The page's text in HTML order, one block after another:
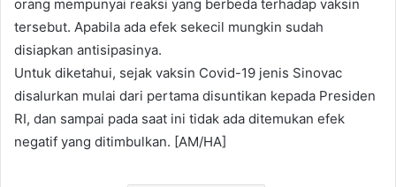
orang mempunyai reaksi yang berbeda terhadap vaksin
tersebut. Apabila ada efek sekecil mungkin sudah
disiapkan antisipasinya.
Untuk diketahui, sejak vaksin Covid-19 jenis Sinovac
disalurkan mulai dari pertama disuntikan kepada Presiden
RI, dan sampai pada saat ini tidak ada ditemukan efek
negatif yang ditimbulkan. [AM/HA]